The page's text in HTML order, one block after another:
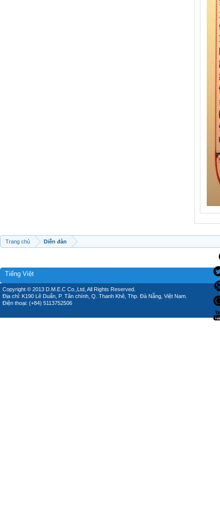
Trang chủ Diễn đàn
Tiếng Việt
Copyright © 2013 D.M.E.C Co.,Ltd, All Rights Reserved.
Địa chỉ: K190 Lê Duẩn, P. Tân chính, Q. Thanh Khê, Thp. Đà Nẵng, Việt Nam.
Điện thoại: (+84) 5113752506